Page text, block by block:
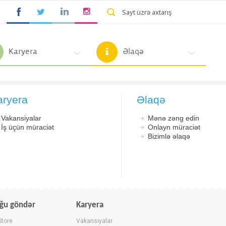
Karyera Əlaqə
Vakansiyalar
İş üçün müraciət
Əlaqə
Mənə zəng edin
Onlayn müraciət
Bizimlə əlaqə
göndər Karyera
Vakansiyalar